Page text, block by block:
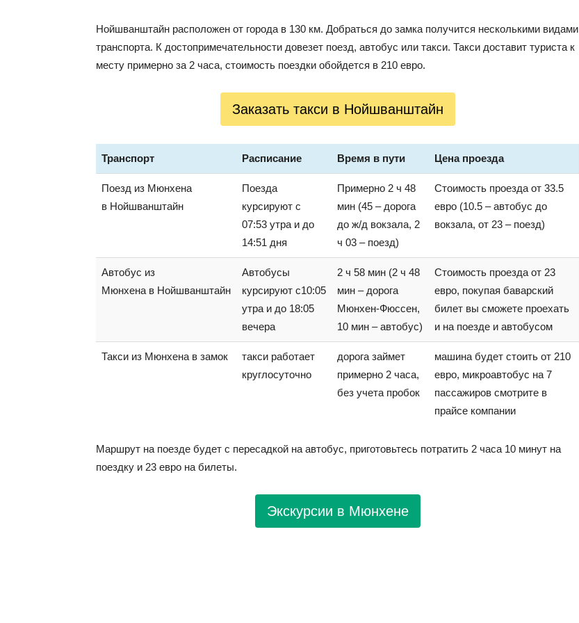
Нойшванштайн расположен от города в 130 км. Добраться до замка получится несколькими видами
транспорта. К достопримечательности довезет поезд, автобус или такси. Такси доставит туриста к
месту примерно за 2 часа, стоимость поездки обойдется в 210 евро.
Заказать такси в Нойшванштайн
Транспорт Расписание Время в пути Цена проезда
Поезд из Мюнхена
в Нойшванштайн
Поезда
курсируют с
07:53 утра и до
14:51 дня
Примерно 2 ч 48
мин (45 – дорога
до ж/д вокзала, 2
ч 03 – поезд)
Стоимость проезда от 33.5
евро (10.5 – автобус до
вокзала, от 23 – поезд)
Автобус из
Мюнхена в Нойшванштайн
Автобусы
курсируют с10:05
утра и до 18:05
вечера
2 ч 58 мин (2 ч 48
мин – дорога
Мюнхен-Фюссен,
10 мин – автобус)
Стоимость проезда от 23
евро, покупая баварский
билет вы сможете проехать
и на поезде и автобусом
Такси из Мюнхена в замок
такси работает
круглосуточно
дорога займет
примерно 2 часа,
без учета пробок
машина будет стоить от 210
евро, микроавтобус на 7
пассажиров смотрите в
прайсе компании
Маршрут на поезде будет с пересадкой на автобус, приготовьтесь потратить 2 часа 10 минут на
поездку и 23 евро на билеты.
Экскурсии в Мюнхене